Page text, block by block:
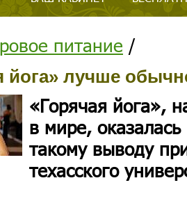
питание /
йога» лучше
«Горячая йога»,
в мире,
такому выводу
техасского